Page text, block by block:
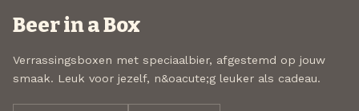
Beer in a Box
Verrassingsboxen met speciaalbier, afgestemd op jouw
smaak. Leuk voor jezelf, n&oacute;g leuker als cadeau.